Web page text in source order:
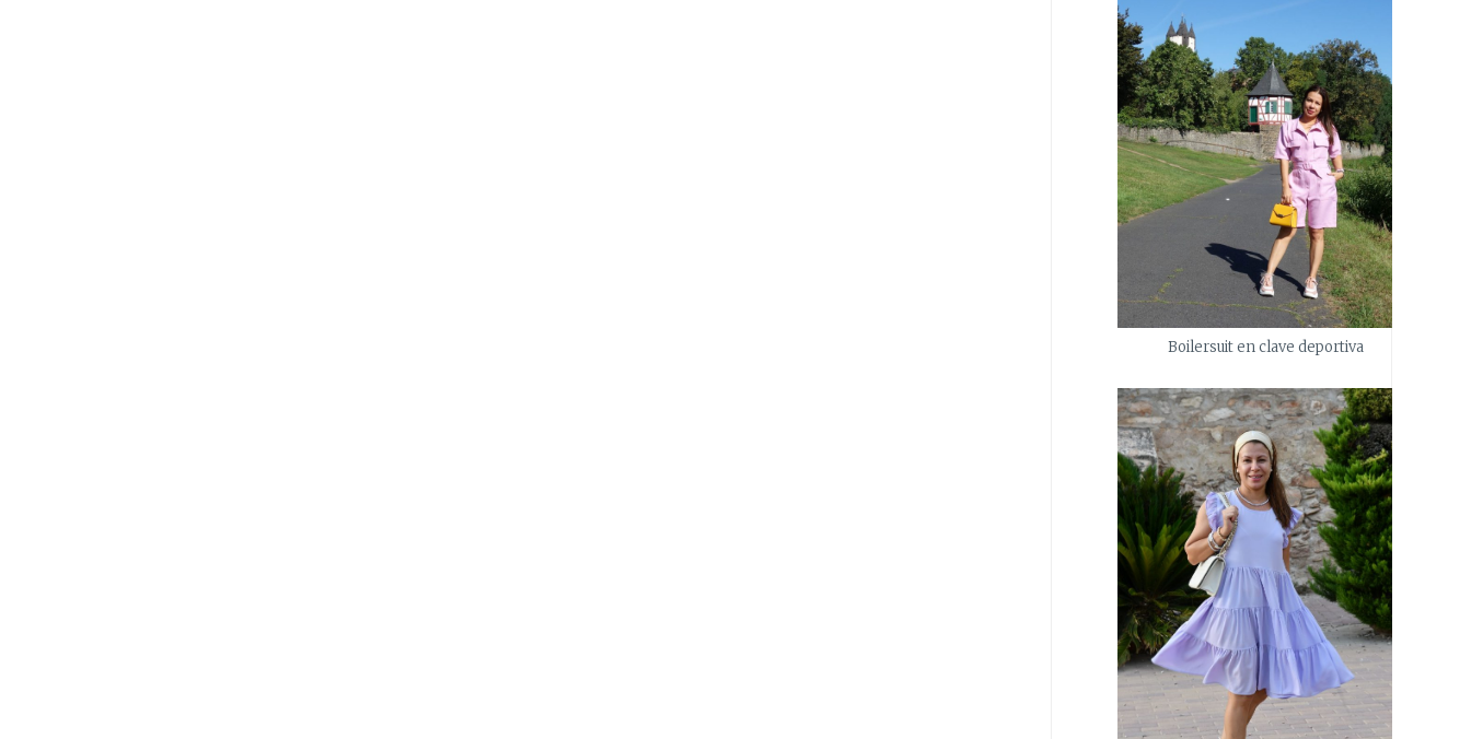
Boilersuit en clave deportiva